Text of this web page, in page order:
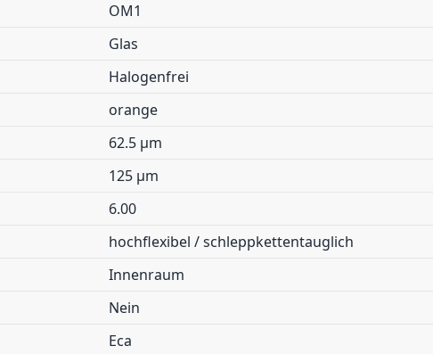
OM1
Glas
Halogenfrei
orange
62.5 µm
125 µm
6.00
hochflexibel / schleppkettentauglich
Innenraum
Nein
Eca